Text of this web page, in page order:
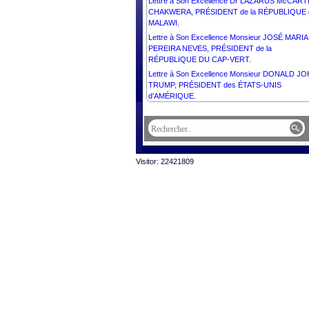
CHAKWERA, PRÉSIDENT de la RÉPUBLIQUE
MALAWI.
Lettre à Son Excellence Monsieur JOSÉ MARIA
PEREIRA NEVES, PRÉSIDENT de la
RÉPUBLIQUE DU CAP-VERT.
Lettre à Son Excellence Monsieur DONALD
TRUMP, PRÉSIDENT des ÉTATS-UNIS
d’AMÉRIQUE.
Visitor: 22421809